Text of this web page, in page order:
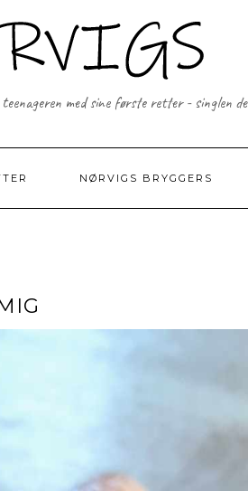
med sine første retter - singlen
NØRVIGS BRYGGERS